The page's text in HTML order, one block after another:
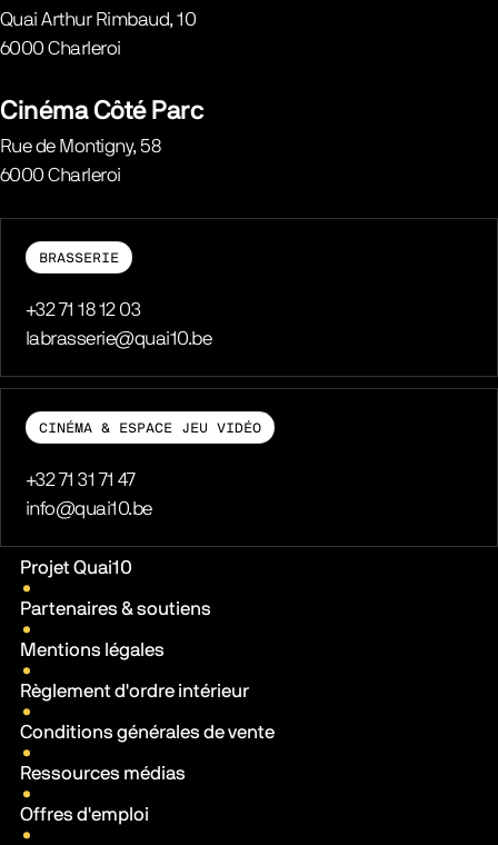
Quai Arthur Rimbaud, 10
6000 Charleroi
Cinéma Côté Parc
Rue de Montigny, 58
6000 Charleroi
BRASSERIE
Téléphone
+32 71 18 12 03
E-mail
labrasserie@quai10.be
CINÉMA & ESPACE JEU VIDÉO
Téléphone
+32 71 31 71 47
E-mail
info@quai10.be
Liens pratiques
Projet Quai10
Partenaires & soutiens
Mentions légales
Règlement d'ordre intérieur
Conditions générales de vente
Ressources médias
Offres d'emploi